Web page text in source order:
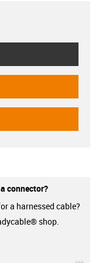
connector?
a harnessed cable?
shop.